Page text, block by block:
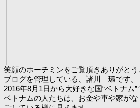
笑顔のホーチミンをご覧頂きありがとう
ブログを管理している、諸川 環です。
2016年8月1日から大好きな国“ベトナム”
ベトナムの人たちは、お金や車や家が